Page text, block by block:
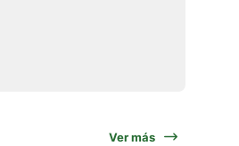
Ver más